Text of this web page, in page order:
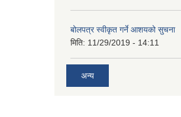
बोलपत्र स्वीकृत गर्ने आशयको सुचना
मिति: 11/29/2019 - 14:11
अन्य